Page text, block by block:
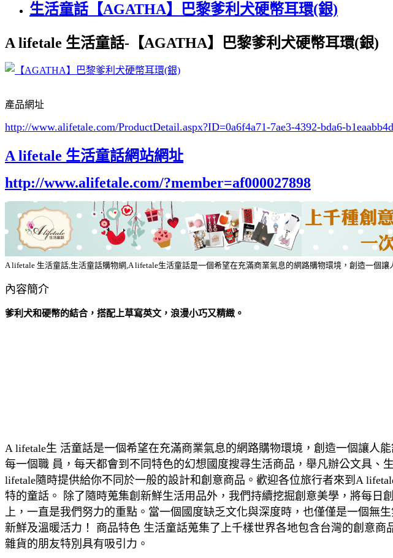
生活童話【AGATHA】巴黎爹利犬硬幣耳環(銀)
A lifetale 生活童話-【AGATHA】巴黎爹利犬硬幣耳環(銀)
產品網址
http://www.alifetale.com/ProductDetail.aspx?ID=0a6f4a71-7ae3-4392-bda6-
A lifetale 生活童話網站網址
http://www.alifetale.com/?member=af000027898
A lifetale 生活童話,生活童話購物網,A lifetale生活童話是一個希望在充滿商業氣息的網路購物環境，創造一個
內容簡介
爹利犬和硬幣的結合，搭配上草寫英文，浪漫小巧又精緻。
A lifetale生 活童話是一個希望在充滿商業氣息的網路購物環境，創造一個讓人
每一個職 員，每天都會到不同特色的幻想國度搜尋生活商品，舉凡辦公文具
lifetale隨時提供給你不同於一般的設計和創意商品。歡迎各位旅行者來到A
特的童話。 除了隨時蒐集創新鮮生活用品外，我們持續挖掘創意美學，將每日
上，一直是我們努力的重點。當一個國度缺乏文化與深度時，也僅僅是一個
新鮮及溫暖活力！ 商品特色 生活童話蒐集了上千樣世界各地包含台灣的創意
雜貨的朋友特別具有吸引力。